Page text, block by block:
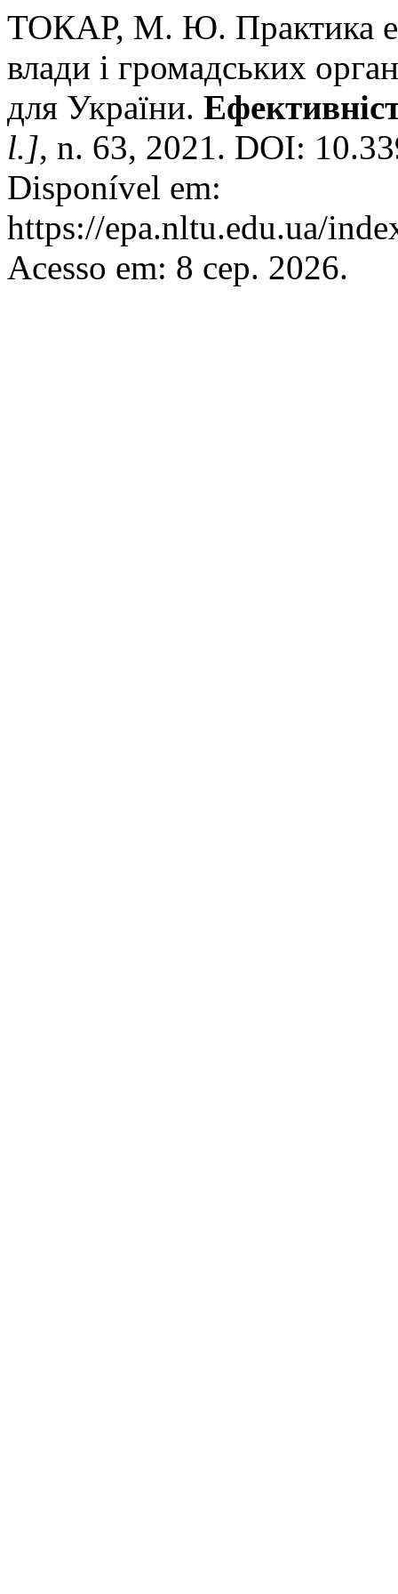
ТОКАР, М. Ю. Практика
влади і громадських
для України.
l.], n. 63, 2021. DOI:
Disponível em:
https://epa.nltu.edu.ua/
Acesso em: 8 сер. 2026.